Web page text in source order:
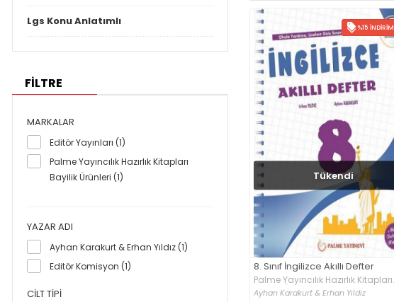
Lgs Konu Anlatımlı
FİLTRE
MARKALAR
Editör Yayınları (1)
Palme Yayıncılık Hazırlık Kitapları
Bayilik Ürünleri (1)
YAZAR ADI
Ayhan Karakurt & Erhan Yıldız (1)
Editör Komisyon (1)
CILT TIPI
%15 İNDIRIM
Tükendi
8. Sınıf İngilizce Akıllı Defter
Palme Yayıncılık Hazırlık Kitapları
Bayilik Ürünleri
Ayhan Karakurt & Erhan Yıldız